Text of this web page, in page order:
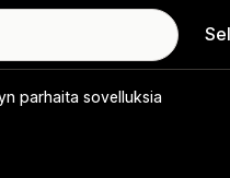
parhaita sovelluksia